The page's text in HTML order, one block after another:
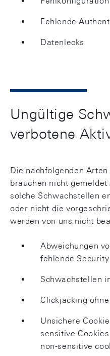
Fehlende
Datenlecks
Ungültige
verbotene
Die nachfolgenden
brauchen nicht
solche Schwachstellen
oder nicht die
werden von uns nicht
Abweichungen
fehlende
Schwachstellen
Clickjacking
Unsichere
sensitive
non-sensitive